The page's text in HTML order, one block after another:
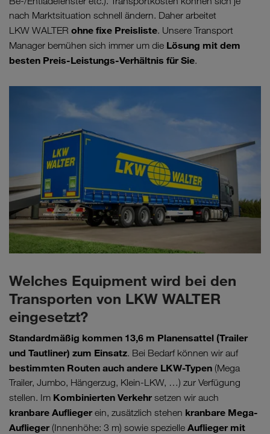
nach Marktsituation schnell ändern. Daher arbeitet
LKW WALTER ohne fixe Preisliste. Unsere Transport
Manager bemühen sich immer um die Lösung mit dem
besten Preis-Leistungs-Verhältnis für Sie.
Welches Equipment wird bei den
Transporten von LKW WALTER
eingesetzt?
Standardmäßig kommen 13,6 m Planensattel (Trailer
und Tautliner) zum Einsatz. Bei Bedarf können wir auf
bestimmten Routen auch andere LKW-Typen (Mega
Trailer, Jumbo, Hängerzug, Klein-LKW, …) zur Verfügung
stellen. Im Kombinierten Verkehrsetzen wir auch
kranbare Aufliegerein, zusätzlich stehen kranbare Mega-
Auflieger(Innenhöhe: 3 m) sowie spezielle Auflieger mit